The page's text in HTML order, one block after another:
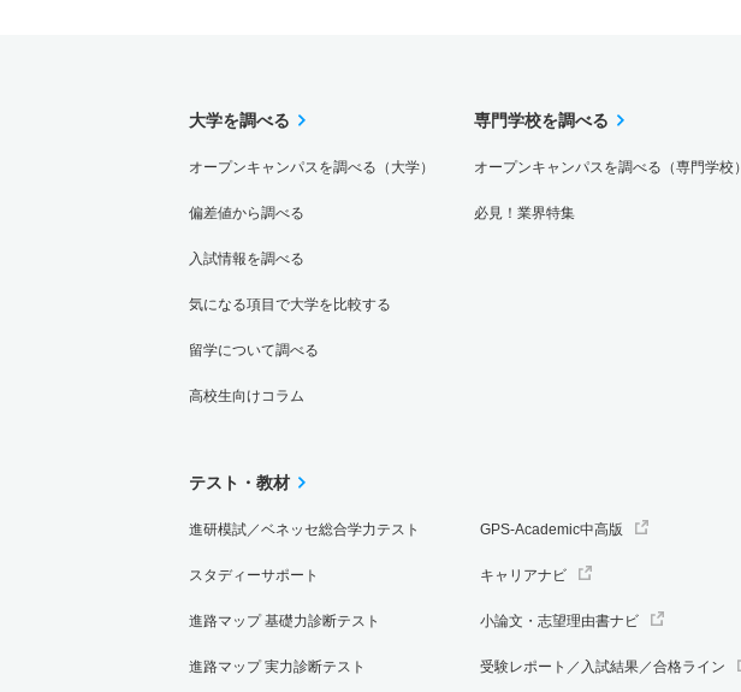
大学を調べる
オープンキャンパスを調べる（大学）
偏差値から調べる
入試情報を調べる
気になる項目で大学を比較する
留学について調べる
高校生向けコラム
専門学校を調べる
オープンキャンパスを調べる（専門学校）
必見！業界特集
テスト・教材
進研模試／ベネッセ総合学力テスト
スタディーサポート
進路マップ 基礎力診断テスト
進路マップ 実力診断テスト
GPS-Academic中高版
キャリアナビ
小論文・志望理由書ナビ
受験レポート／入試結果／合格ライン